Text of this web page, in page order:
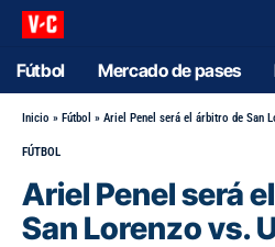
Fútbol Mercado de pases
Inicio » Fútbol » Ariel Penel será el árbitro de San
FÚTBOL
Ariel Penel será
San Lorenzo vs.